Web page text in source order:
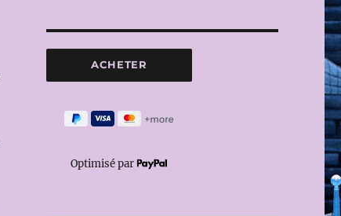
Optimisé par